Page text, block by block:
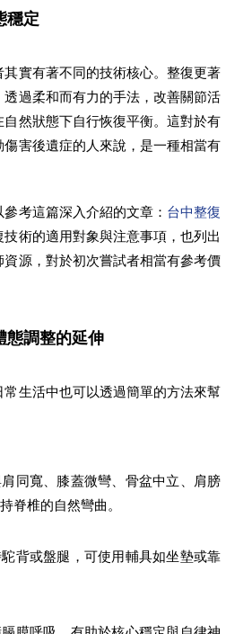
穩定
實有著不同的技術核心。整復更著
過柔和而有力的手法，改善關節活
然狀態下自行恢復平衡。這對於有
害後遺症的人來說，是一種相當有
考這篇深入介紹的文章： 台中整復
術的適用對象與注意事項，也列出
源，對於初次嘗試者相當有參考價
態調整的延伸
生活中也可以透過簡單的方法來幫
同寬、膝蓋微彎、骨盆中立、肩膀
脊椎的自然彎曲。
背或盤腿，可使用輔具如坐墊或靠